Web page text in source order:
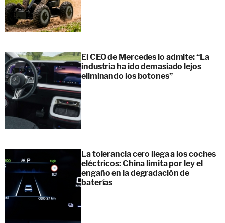
El CEO de Mercedes lo admite: “La
industria ha ido demasiado lejos
eliminando los botones”
La tolerancia cero llega a los coches
eléctricos: China limita por ley el
engaño en la degradación de
baterías